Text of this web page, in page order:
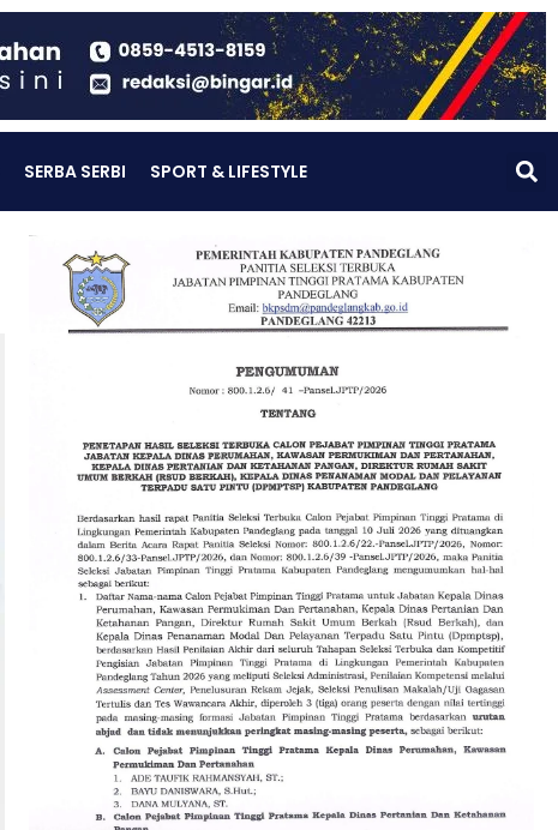
SERBA SERBI SPORT & LIFESTYLE